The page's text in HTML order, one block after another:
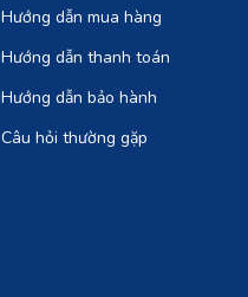
Hướng dẫn mua hàng
Hướng dẫn thanh toán
Hướng dẫn bảo hành
Câu hỏi thường gặp